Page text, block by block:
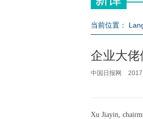
当前位置：
企业大佬
中国日报网
Xu Jiayin,